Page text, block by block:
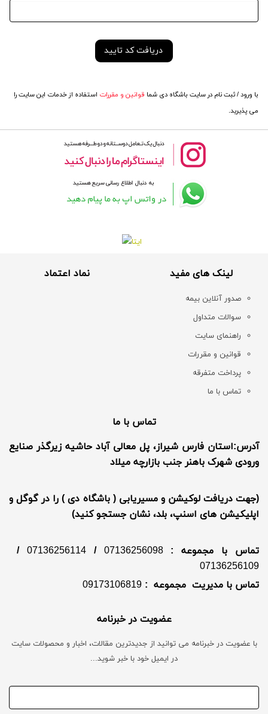
با ورود / ثبت نام در سایت باشگاه دی شما قوانین و مقررات استفاده از خدمات این سایت را
می پذیرید.
نماد اعتماد لینک های مفید
صدور آنلاین بیمه
سوالات متداول
راهنمای سایت
قوانین و مقررات
پرداخت متفرقه
تماس با ما
تماس با ما
آدرس:استان فارس شیراز، پل معالی آباد حاشیه زیرگذر صنایع
ورودی شهرک باهنر جنب بازارچه میلاد
(جهت دریافت لوکیشن و مسیریابی ( باشگاه دی ) را در گوگل و
اپلیکیشن های اسنپ، بلد، نشان جستجو کنید)
تماس با مجموعه :07136256098
/
07136256114
/
07136256109
تماس با مدیریت مجموعه : 09173106819
عضویت در خبرنامه
با عضویت در خبرنامه می توانید از جدیدترین مقالات، اخبار و محصولات سایت
در ایمیل خود با خبر شوید...